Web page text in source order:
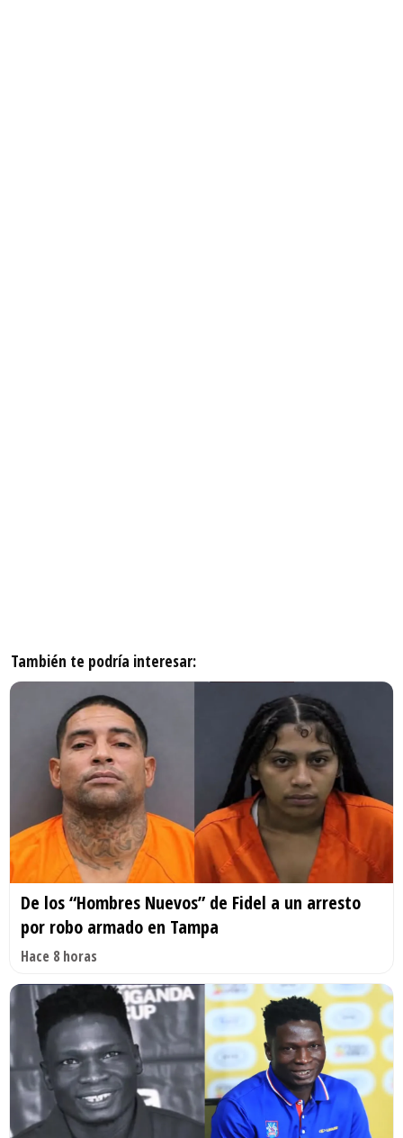
También te podría interesar:
De los “Hombres Nuevos” de Fidel a un arresto
por robo armado en Tampa
Hace 8 horas